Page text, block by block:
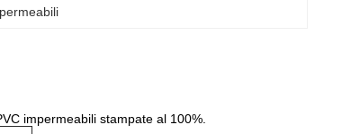
impermeabili stampate al 100%.